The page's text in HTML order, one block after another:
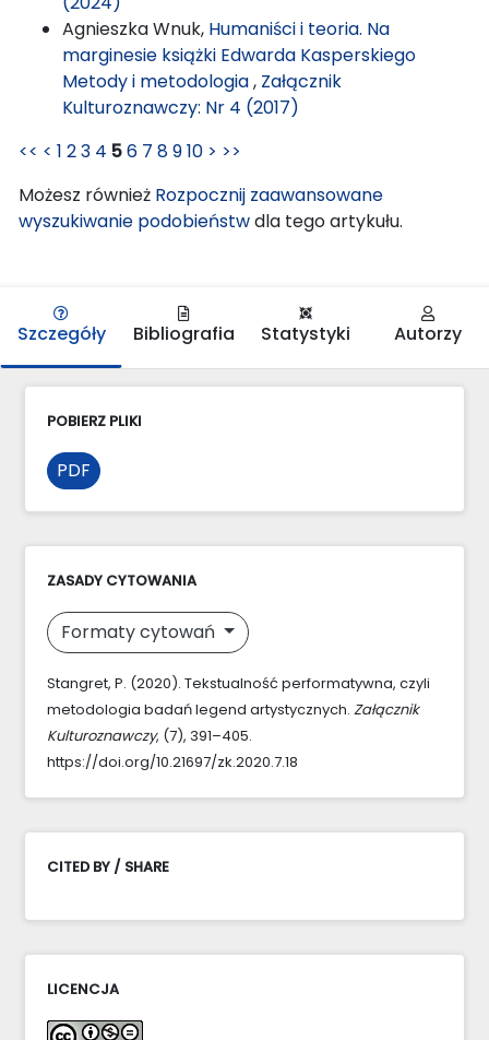
Agnieszka Wnuk, Humaniści i teoria. Na
marginesie książki Edwarda Kasperskiego
Metody i metodologia, Załącznik
Kulturoznawczy: Nr 4 (2017)
<< < 1 23 4 56 7 8910 > >>
Możesz również Rozpocznij zaawansowane
wyszukiwanie podobieństwdla tego artykułu.
Szczegóły Bibliografia Statystyki Autorzy
POBIERZ PLIKI
PDF
ZASADY CYTOWANIA
Formaty cytowań
Stangret, P. (2020). Tekstualność performatywna, czyli
metodologia badań legend artystycznych. Załącznik
Kulturoznawczy, (7), 391–405.
https://doi.org/10.21697/zk.2020.7.18
CITED BY / SHARE
LICENCJA